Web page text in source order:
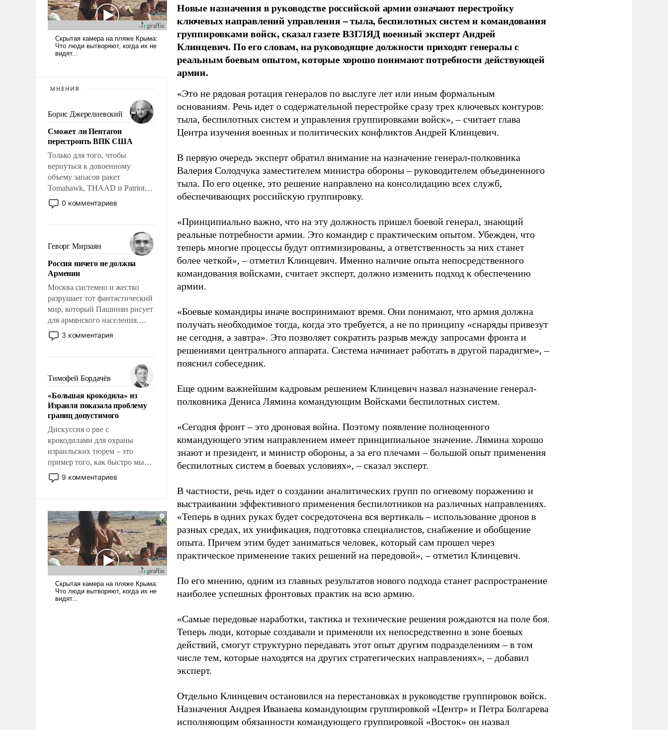
МНЕНИЯ
Борис Джерелиевский
Сможет ли Пентагон
перестроить ВПК США
Только для того, чтобы
вернуться к довоенному
объему запасов ракет
Tomahawk, THAAD и Patriot
США потребуется более трех
лет. Даже небольшая война с
Сложившаяся ситуация
означает многолетний период
уязвимости США, например,
перед Китаем.
0 комментариев
Геворг Мирзаян
Россия ничего не должна
Армении
Москва системно и жестко
разрушает тот фантастический
мир, который Пашинян рисует
для армянского населения.
Мир, где этому населению все
должны просто по
политические прожекты будут
беспрекословно оплачиваться
за счет российских
налогоплательщиков и где за
свои поступки не нужно
отвечать.
3 комментария
Тимофей Бордачёв
«Большая крокодила» из
Израиля показала проблему
границ допустимого
Дискуссия о рве с
крокодилами для охраны
израильских тюрем – это
пример того, как быстро мы
двигаемся по пути
революционных изменений.
псевдонаучной фантастики,
стало всерьез обсуждаемой
идеей.
9 комментариев
Новые назначения в руководстве российской армии означают перестройку
ключевых направлений управления – тыла, беспилотных систем и командования
группировками войск, сказал газете ВЗГЛЯД военный эксперт Андрей
Клинцевич. По его словам, на руководящие должности приходят генералы с
реальным боевым опытом, которые хорошо понимают потребности действующей
армии.
«Это не рядовая ротация генералов по выслуге лет или иным формальным
основаниям. Речь идет о содержательной перестройке сразу трех ключевых контуров:
тыла, беспилотных систем и управления группировками войск», – считает глава
Центра изучения военных и политических конфликтов Андрей Клинцевич.
В первую очередь эксперт обратил внимание на назначение генерал-полковника
Валерия Солодчука заместителем министра обороны – руководителем объединенного
тыла. По его оценке, это решение направлено на консолидацию всех служб,
обеспечивающих российскую группировку.
«Принципиально важно, что на эту должность пришел боевой генерал, знающий
реальные потребности армии. Это командир с практическим опытом. Убежден, что
теперь многие процессы будут оптимизированы, а ответственность за них станет
более четкой», – отметил Клинцевич. Именно наличие опыта непосредственного
командования войсками, считает эксперт, должно изменить подход к обеспечению
армии.
«Боевые командиры иначе воспринимают время. Они понимают, что армия должна
получать необходимое тогда, когда это требуется, а не по принципу «снаряды привезут
не сегодня, а завтра». Это позволяет сократить разрыв между запросами фронта и
решениями центрального аппарата. Система начинает работать в другой парадигме», –
пояснил собеседник.
Еще одним важнейшим кадровым решением Клинцевич назвал назначение генерал-
полковника Дениса Лямина командующим Войсками беспилотных систем.
«Сегодня фронт – это дроновая война. Поэтому появление полноценного
командующего этим направлением имеет принципиальное значение. Лямина хорошо
знают и президент, и министр обороны, а за его плечами – большой опыт применения
беспилотных систем в боевых условиях», – сказал эксперт.
В частности, речь идет о создании аналитических групп по огневому поражению и
выстраивании эффективного применения беспилотников на различных направлениях.
«Теперь в одних руках будет сосредоточена вся вертикаль – использование дронов в
разных средах, их унификация, подготовка специалистов, снабжение и обобщение
опыта. Причем этим будет заниматься человек, который сам прошел через
практическое применение таких решений на передовой», – отметил Клинцевич.
По его мнению, одним из главных результатов нового подхода станет распространение
наиболее успешных фронтовых практик на всю армию.
«Самые передовые наработки, тактика и технические решения рождаются на поле боя.
Теперь люди, которые создавали и применяли их непосредственно в зоне боевых
действий, смогут структурно передавать этот опыт другим подразделениям – в том
числе тем, которые находятся на других стратегических направлениях», – добавил
эксперт.
Отдельно Клинцевич остановился на перестановках в руководстве группировок войск.
Назначения Андрея Иванаева командующим группировкой «Центр» и Петра Болгарева
исполняющим обязанности командующего группировкой «Восток» он назвал